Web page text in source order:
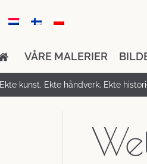
VÅRE MALERIER
Ekte kunst. Ekte håndverk. Ekte